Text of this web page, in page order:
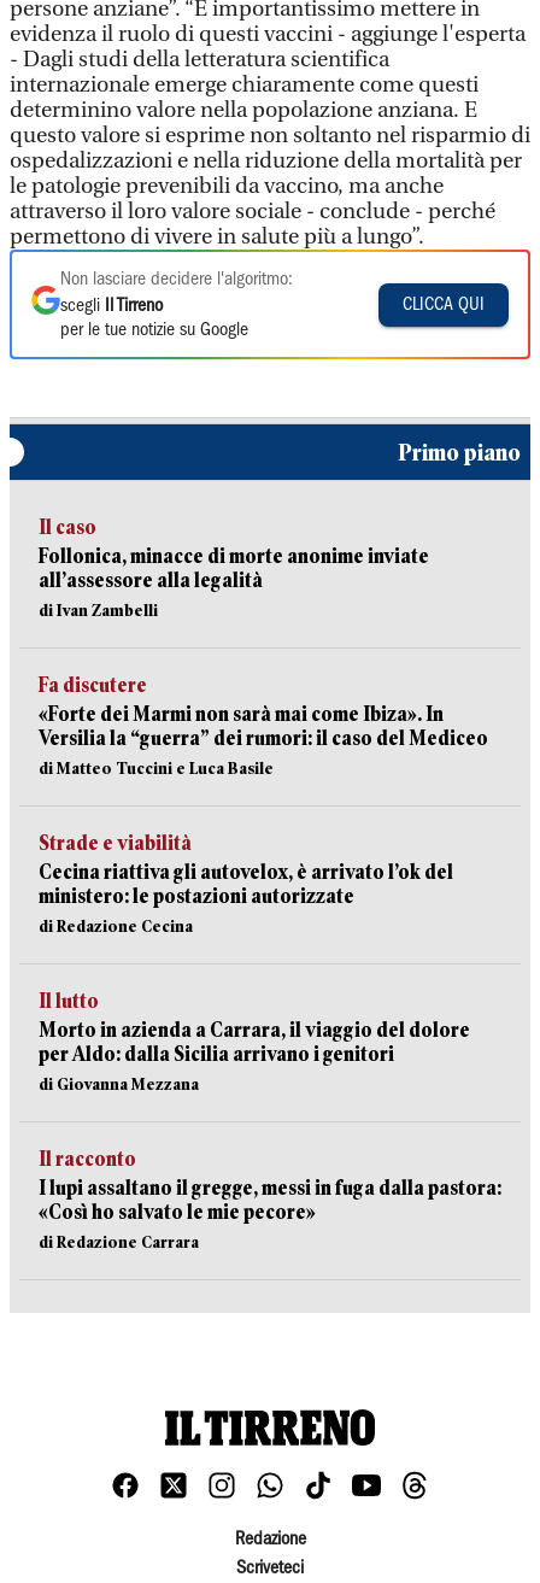
persone anziane”. “È importantissimo mettere in
evidenza il ruolo di questi vaccini - aggiunge l'esperta
- Dagli studi della letteratura scientifica
internazionale emerge chiaramente come questi
determinino valore nella popolazione anziana. E
questo valore si esprime non soltanto nel risparmio di
ospedalizzazioni e nella riduzione della mortalità per
le patologie prevenibili da vaccino, ma anche
attraverso il loro valore sociale - conclude - perché
permettono di vivere in salute più a lungo”.
Non lasciare decidere l'algoritmo:
scegli
Il Tirreno
per le tue notizie su Google
CLICCA QUI
Primo piano
Il caso
Follonica, minacce di morte anonime inviate
all’assessore alla legalità
di Ivan Zambelli
Fa discutere
«Forte dei Marmi non sarà mai come Ibiza». In
Versilia la “guerra” dei rumori: il caso del Mediceo
di Matteo Tuccini e Luca Basile
Strade e viabilità
Cecina riattiva gli autovelox, è arrivato l’ok del
ministero: le postazioni autorizzate
di Redazione Cecina
Il lutto
Morto in azienda a Carrara, il viaggio del dolore
per Aldo: dalla Sicilia arrivano i genitori
di Giovanna Mezzana
Il racconto
I lupi assaltano il gregge, messi in fuga dalla pastora:
«Così ho salvato le mie pecore»
di Redazione Carrara
Redazione
Scriveteci